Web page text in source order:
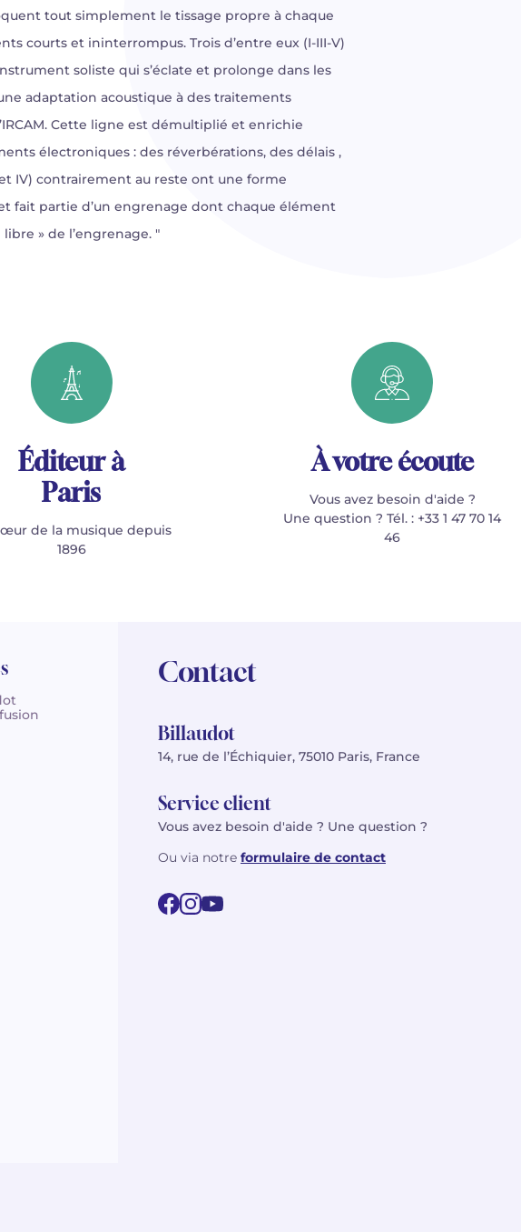
tout simplement le tissage propre à chaque
courts et ininterrompus. Trois d’entre eux (I-III-V)
soliste qui s’éclate et prolonge dans les
adaptation acoustique à des traitements
Cette ligne est démultiplié et enrichie
électroniques : des réverbérations, des délais ,
IV) contrairement au reste ont une forme
fait partie d’un engrenage dont chaque élément
» de l’engrenage. "
Éditeur à
Paris
de la musique depuis
1896
À votre écoute
Vous avez besoin d'aide ?
Une question ? Tél. : +33 1 47 70 14
46
Contact
Billaudot
14, rue de l’Échiquier, 75010 Paris, France
Service client
Vous avez besoin d'aide ? Une question ?
Ou via notre formulaire de contact